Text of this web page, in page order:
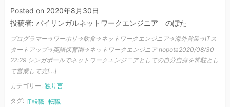
Posted on 2020年8月30日
投稿者: バイリンガルネットワークエンジニア のぽた
プログラマー→ワーホリ→飲食→ネットワークエンジニア→海外営業→ITス
タートアップ→英語保育園→ネットワークエンジニア nopota2020/08/30
22:29 シンガポールでネットワークエンジニアとしての自分自身を常駐とし
て営業して売[…]
カテゴリー: 独り言
タグ: IT転職 転職